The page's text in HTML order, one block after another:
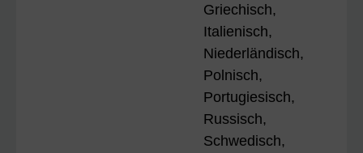
Griechisch,
Italienisch,
Niederländisch,
Polnisch,
Portugiesisch,
Russisch,
Schwedisch,